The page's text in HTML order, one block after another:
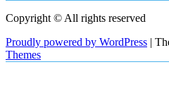
Copyright © All rights reserved
Proudly powered by WordPress |
Themes